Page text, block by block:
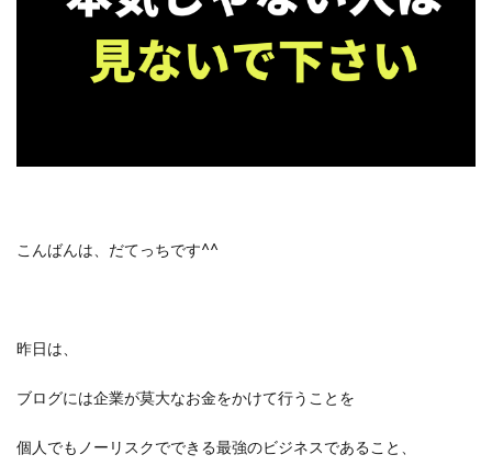
こんばんは、だてっちです^^
昨日は、
ブログには企業が莫大なお金をかけて行うことを
個人でもノーリスクでできる最強のビジネスであること、